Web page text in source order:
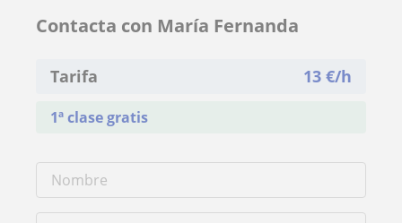
Contacta con María Fernanda
Tarifa 13 €/h
1ª clase gratis